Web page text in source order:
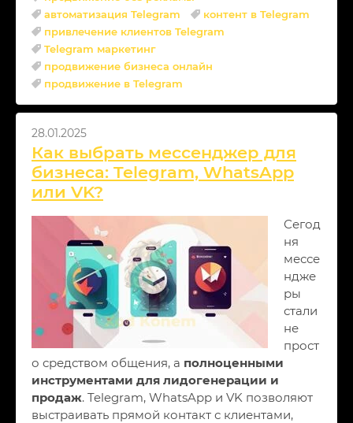
автоматизация Telegram
контент в Telegram
привлечение клиентов Telegram
Telegram маркетинг
продвижение бизнеса онлайн
продвижение в Telegram
28.01.2025
Как выбрать мессенджер для
бизнеса: Telegram, WhatsApp
или VK?
Сегод
ня
мессе
ндже
ры
стали
не
прост
о средством общения, а полноценными
инструментами для лидогенерации и
продаж. Telegram, WhatsApp и VK позволяют
выстраивать прямой контакт с клиентами,